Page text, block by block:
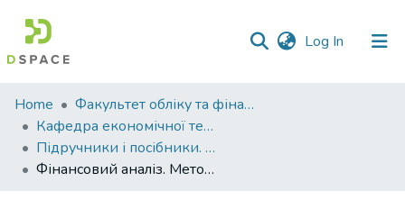
Log In (current)
Communities
&
Collections
Home
Факультет обліку та фінансів
Кафедра економічної теорії та економічних досліджень
Підручники і посібники. Кафедра економічної теорії та економічних досліджень
Фінансовий аналіз. Методичні рекомендації з виконання контрольної роботи; 6-те видання, змінене (для здобувачів вищої освіти заочної форми навчання освітньо-професійної програми Фінанси, банківська справа та страхування спеціальності 072 Фінанси, банківська справа та страхування)